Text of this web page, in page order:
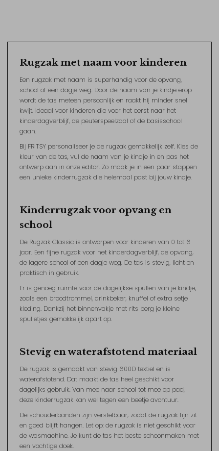
Rugzak met naam voor kinderen
Een rugzak met naam is superhandig voor de opvang,
school of een dagje weg. Door de naam van je kindje erop
wordt de tas meteen persoonlijk en raakt hij minder snel
kwijt. Ideaal voor kinderen die voor het eerst naar het
kinderdagverblijf, de peuterspeelzaal of de basisschool
gaan.
Bij FRITSY personaliseer je de rugzak gemakkelijk zelf. Kies de
kleur van de tas, vul de naam van je kindje in en pas het
ontwerp aan in onze editor. Zo maak je in een paar stappen
een unieke kinderrugzak die helemaal past bij jouw kindje.
Kinderrugzak voor opvang en
school
De Rugzak Classic is ontworpen voor kinderen van 0 tot 6
jaar. Een fijne rugzak voor het kinderdagverblijf, de opvang,
de lagere school of een dagje weg. De tas is stevig, licht en
praktisch in gebruik.
Er is genoeg ruimte voor de dagelijkse spullen van je kindje,
zoals een broodtrommel, drinkbeker, knuffel of extra setje
kleding. Dankzij het binnenvakje met rits berg je kleine
spulletjes gemakkelijk apart op.
Stevig en waterafstotend materiaal
De rugzak is gemaakt van stevig 600D textiel en is
waterafstotend. Dat maakt de tas heel geschikt voor
dagelijks gebruik. Van mee naar school tot mee op pad,
deze kinderrugzak kan wel tegen een beetje avontuur.
De schouderbanden zijn verstelbaar, zodat de rugzak fijn zit
en goed blijft hangen. Let op: de rugzak is niet geschikt voor
de wasmachine. Je kunt de tas het beste schoonmaken met
een vochtige doek.